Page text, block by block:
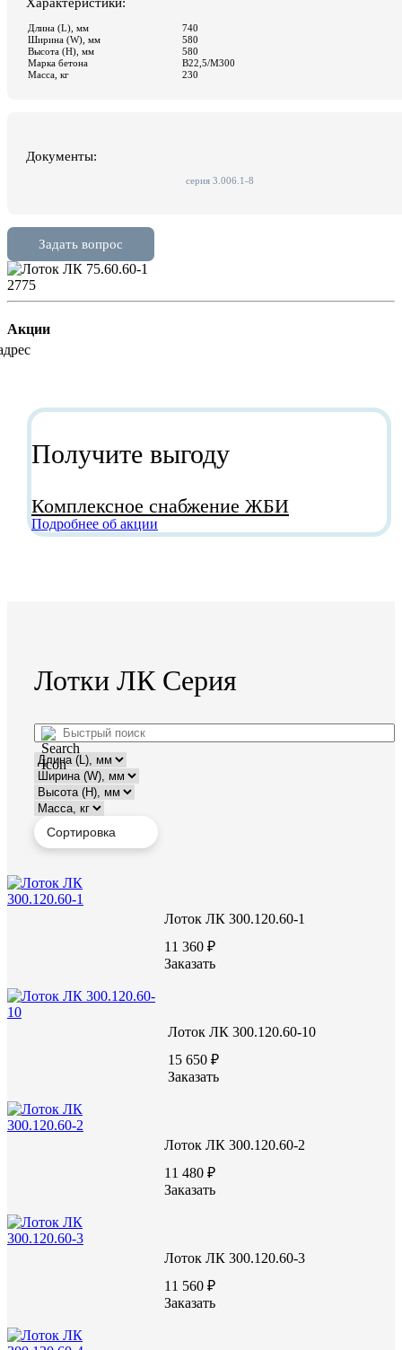
2775
Акции
Получите выгоду
Комплексное снабжение ЖБИ
Подробнее об акции
Лотки ЛК Серия
Лоток ЛК 300.120.60-1
11 360 ₽
Заказать
Лоток ЛК 300.120.60-10
15 650 ₽
Заказать
Лоток ЛК 300.120.60-2
11 480 ₽
Заказать
Лоток ЛК 300.120.60-3
11 560 ₽
Заказать